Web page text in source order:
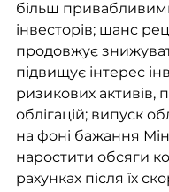
більш
інвесторів; шанс
продовжує
підвищує інтерес
ризикових активів,
облігацій; випуск
на фоні бажання
наростити обсяги
рахунках після їх